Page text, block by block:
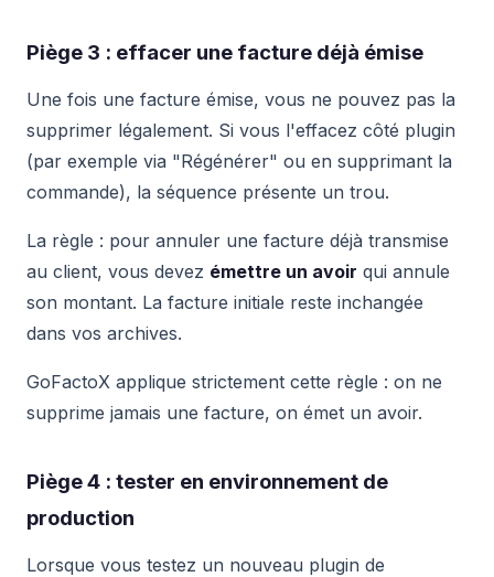
Piège 3 : effacer une facture déjà émise
Une fois une facture émise, vous ne pouvez pas la
supprimer légalement. Si vous l'effacez côté plugin
(par exemple via "Régénérer" ou en supprimant la
commande), la séquence présente un trou.
La règle : pour annuler une facture déjà transmise
au client, vous devez émettre un avoir qui annule
son montant. La facture initiale reste inchangée
dans vos archives.
GoFactoX applique strictement cette règle : on ne
supprime jamais une facture, on émet un avoir.
Piège 4 : tester en environnement de
production
Lorsque vous testez un nouveau plugin de